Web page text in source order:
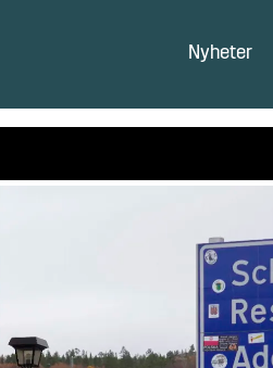
Nyheter